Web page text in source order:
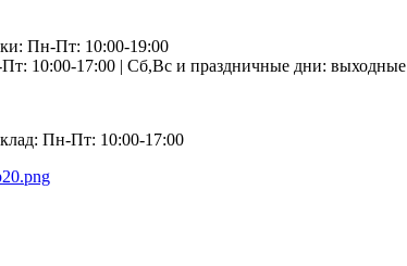
Пн-Пт: 10:00-19:00
10:00-17:00 | Сб,Вс и праздничные дни: выходные
Пн-Пт: 10:00-17:00